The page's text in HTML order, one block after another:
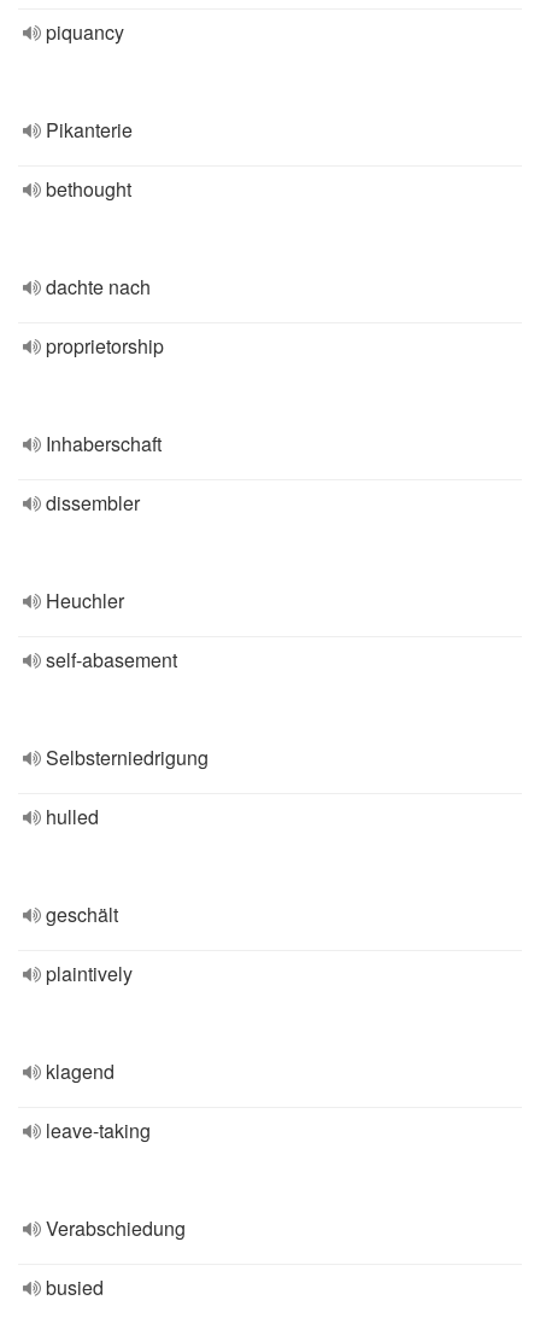
piquancy
Pikanterie
bethought
dachte nach
proprietorship
Inhaberschaft
dissembler
Heuchler
self-abasement
Selbsterniedrigung
hulled
geschält
plaintively
klagend
leave-taking
Verabschiedung
busied